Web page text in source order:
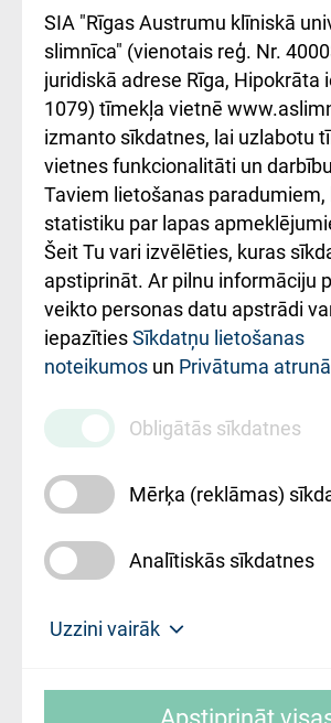
atsauksmju/sūdzību
iesniegšanas
kārtība
Kā pie mums nokļūt
Rēķinu apmaksas
ceļvedis
Rekvizīti un
ārstniecības
iestādes kods
010000234
Maksas
pakalpojumu
cenrādis
лікарні
SIA "Rīgas Austrumu klīniskā
slimnīca" (vienotais reģ. Nr.
juridiskā adrese Rīga, Hipokrāta
1079) tīmekļa vietnē
izmanto sīkdatnes, lai uzlabotu
vietnes funkcionalitāti un
Taviem lietošanas paradumiem,
statistiku par lapas
Šeit Tu vari izvēlēties, kuras
apstiprināt. Ar pilnu informāciju
veikto personas datu apstrādi
iepazītiesSīkdatņu lietošanas
noteikumos un Privātuma atrunā
Obligātās sīkdatnes
Mērķa (reklāmas)
Analītiskās sīkdatnes
Uzzini vairāk
slimnīca, turpmāk – Pārzinis,